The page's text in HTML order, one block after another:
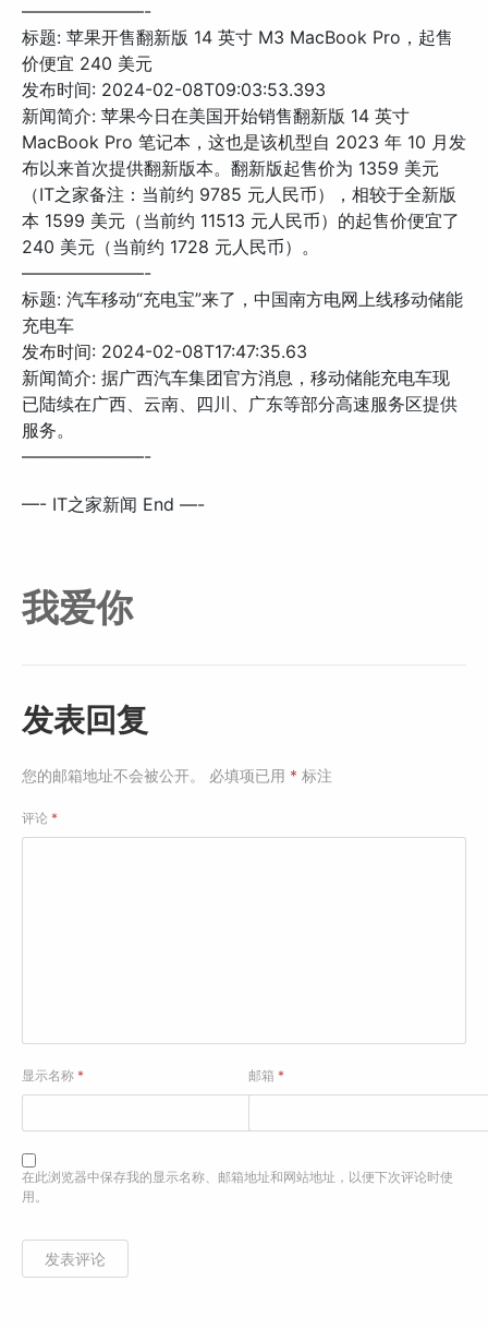
———————-
标题: 苹果开售翻新版 14 英寸 M3 MacBook Pro，起售
价便宜 240 美元
发布时间: 2024-02-08T09:03:53.393
新闻简介: 苹果今日在美国开始销售翻新版 14 英寸
MacBook Pro 笔记本，这也是该机型自 2023 年 10 月发
布以来首次提供翻新版本。翻新版起售价为 1359 美元
（IT之家备注：当前约 9785 元人民币），相较于全新版
本 1599 美元（当前约 11513 元人民币）的起售价便宜了
240 美元（当前约 1728 元人民币）。
———————-
标题: 汽车移动“充电宝”来了，中国南方电网上线移动储能
充电车
发布时间: 2024-02-08T17:47:35.63
新闻简介: 据广西汽车集团官方消息，移动储能充电车现
已陆续在广西、云南、四川、广东等部分高速服务区提供
服务。
———————-
—- IT之家新闻 End —-
我爱你
发表回复
您的邮箱地址不会被公开。 必填项已用 * 标注
评论 *
显示名称 * 邮箱*
在此浏览器中保存我的显示名称、邮箱地址和网站地址，以便下次评论时使
用。